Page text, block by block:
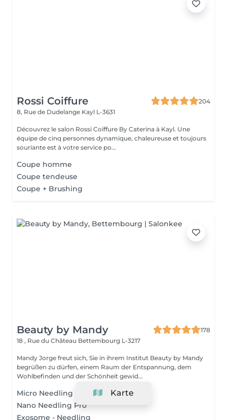
Rossi Coiffure
204
8, Rue de Dudelange Kayl L-3631
Découvrez le salon Rossi Coiffure By Caterina à Kayl. Une
équipe de cinq personnes dynamique, chaleureuse et toujours
souriante est à votre service po...
Coupe homme
Coupe tendeuse
Coupe + Brushing
Beauty by Mandy
178
18 , Rue du Château Bettembourg L-3217
Mandy Jorge freut sich, Sie in ihrem Institut Beauty by Mandy
begrüßen zu dürfen, einem Raum der Entspannung, dem
Wohlbefinden und der Schönheit gewid...
Micro Needling Pro
Nano Needling Pro
Exosome - Needling
Karte